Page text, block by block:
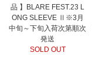
品 】BLARE FEST.23 L
ONG SLEEVE Ⅱ※3月
中旬～下旬入荷次第順次
発送
SOLD OUT